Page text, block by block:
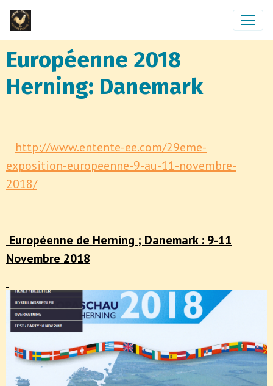
Européenne 2018
Herning: Danemark
http://www.entente-ee.com/29eme-
exposition-europeenne-9-au-11-novembre-
2018/
Européenne de Herning ; Danemark : 9-11
Novembre 2018